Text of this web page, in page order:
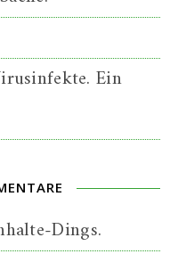
Ein
Dings.